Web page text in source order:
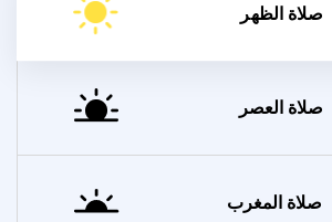
صلاة الظهر
صلاة العصر
صلاة المغرب